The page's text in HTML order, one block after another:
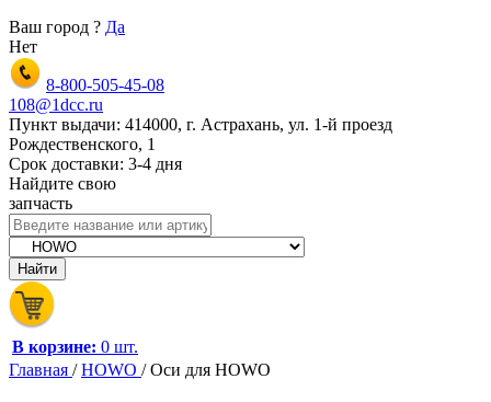
Ваш город ? Да
Нет
8-800-505-45-08
108@1dcc.ru
Пункт выдачи: 414000, г. Астрахань, ул. 1-й проезд
Рождественского, 1
Срок доставки: 3-4 дня
Найдите свою
запчасть
В корзине: 0 шт.
Главная /HOWO /Оси для HOWO